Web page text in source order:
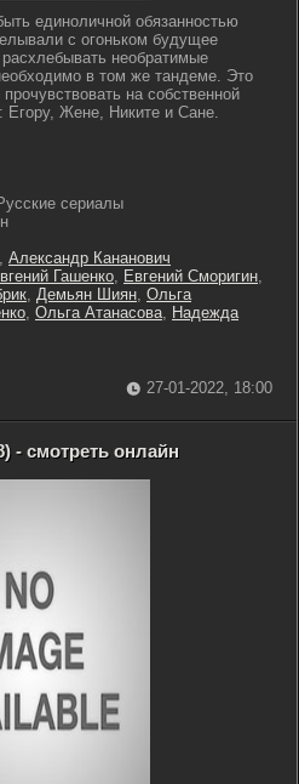
единоличной обязанностью
с огоньком будущее
необратимые
в том же тандеме. Это
на собственной
Егору, Жене, Никите и Сане.
сериалы
, Александр Кананович
Гашенко, Евгений Сморигин,
, Демьян Шиян, Ольга
, Ольга Атанасова, Надежда
27-01-2022, 18:00
- смотреть онлайн